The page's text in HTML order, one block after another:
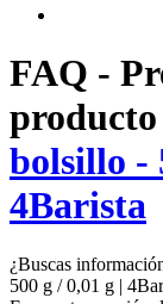
FAQ -
producto
bolsillo -
4Barista
¿Buscas
500 g / 0,01 g |